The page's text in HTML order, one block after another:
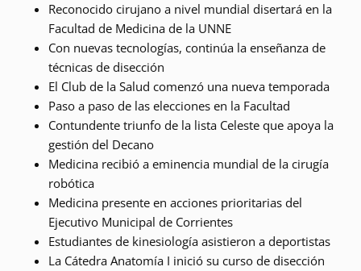
Reconocido cirujano a nivel mundial disertará en la
Facultad de Medicina de la UNNE
Con nuevas tecnologías, continúa la enseñanza de
técnicas de disección
El Club de la Salud comenzó una nueva temporada
Paso a paso de las elecciones en la Facultad
Contundente triunfo de la lista Celeste que apoya la
gestión del Decano
Medicina recibió a eminencia mundial de la cirugía
robótica
Medicina presente en acciones prioritarias del
Ejecutivo Municipal de Corrientes
Estudiantes de kinesiología asistieron a deportistas
La Cátedra Anatomía I inició su curso de disección